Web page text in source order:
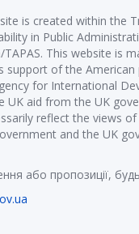
is created within the
in Public
This website is
support of the
for International
UK aid from the UK
reflect the views
and the UK
або пропозиції,